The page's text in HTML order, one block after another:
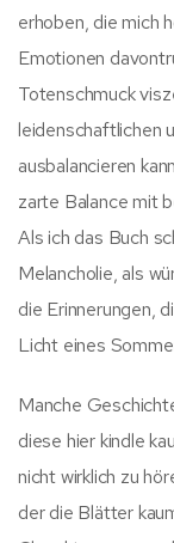
erhoben, die mich
Emotionen
Totenschmuck
leidenschaftlichen
ausbalancieren
zarte Balance mit
Als ich das Buch
Melancholie, als
die Erinnerungen,
Licht eines
Manche
diese hier kindle
nicht wirklich zu
der die Blätter